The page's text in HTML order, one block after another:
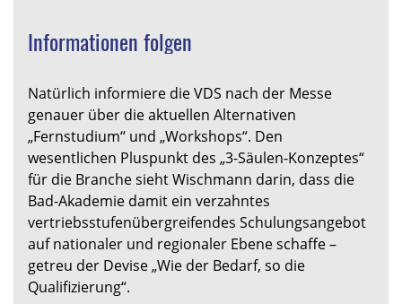
Informationen folgen
Natürlich informiere die VDS nach der Messe
genauer über die aktuellen Alternativen
„Fernstudium“ und „Workshops“. Den
wesentlichen Pluspunkt des „3-Säulen-Konzeptes“
für die Branche sieht Wischmann darin, dass die
Bad-Akademie damit ein verzahntes
vertriebsstufenübergreifendes Schulungsangebot
auf nationaler und regionaler Ebene schaffe –
getreu der Devise „Wie der Bedarf, so die
Qualifizierung“.